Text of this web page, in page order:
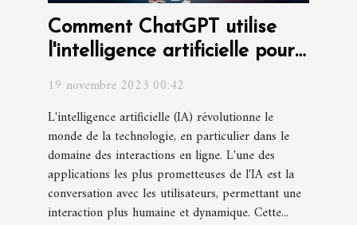
Comment ChatGPT utilise
l'intelligence artificielle pour
19 novembre 2023 00:42
L'intelligence artificielle (IA) révolutionne le
monde de la technologie, en particulier dans le
domaine des interactions en ligne. L'une des
applications les plus prometteuses de l'IA est la
conversation avec les utilisateurs, permettant une
interaction plus humaine et dynamique. Cette...